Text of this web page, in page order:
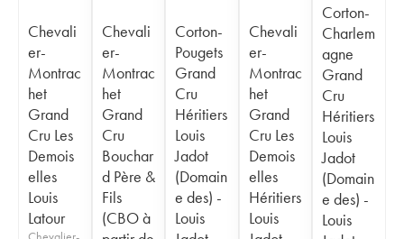
Chevali
er-
Montrac
het
Grand
Cru Les
Demois
elles
Louis
Latour
Chevali
er-
Montrac
het
Grand
Cru
Bouchar
d Père &
Fils
(CBO à
Corton-
Pougets
Grand
Cru
Héritiers
Louis
Jadot
(Domain
e des) -
Louis
Chevali
er-
Montrac
het
Grand
Cru Les
Demois
elles
Héritiers
Louis
Corton-
Charlem
agne
Grand
Cru
Héritiers
Louis
Jadot
(Domain
e des) -
Louis